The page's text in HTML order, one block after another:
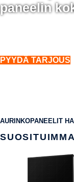
paneelin
PYYDÄ TARJOUS
AURINKOPANEELIT